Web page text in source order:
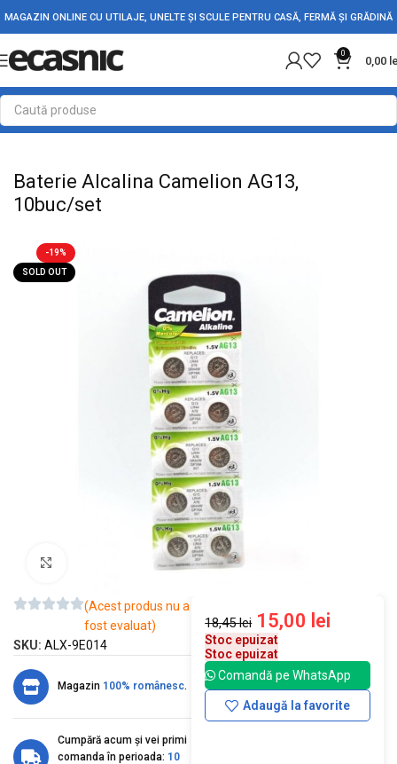
MAGAZIN ONLINE CU UTILAJE, UNELTE ȘI SCULE PENTRU CASĂ, FERMĂ ȘI GRĂDINĂ
0
0,00
Prima pagină Electrice Baterie Bateri Alkaline AG
Baterie Alcalina Camelion AG13,
10buc/set
-19%
SOLD OUT
Mărește imaginea
(Acest produs nu a
fost evaluat)
SKU: ALX-9E014
Magazin 100% românesc.
Cumpără acum și vei primi
comanda în perioada: 10
18,45lei 15,00 lei
Stoc epuizat
Stoc epuizat
Comandă pe WhatsApp
Adaugă la favorite